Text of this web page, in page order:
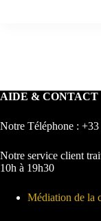
AIDE & CONTACT
Notre Téléphone :
Notre service client
10h à 19h30
Médiation de la